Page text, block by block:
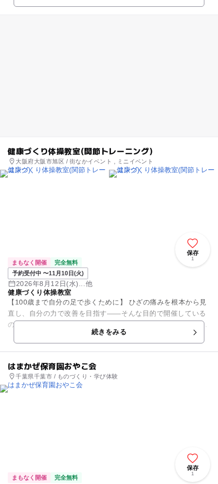
健康づくり体操教室(関節トレーニング)
大阪府大阪市旭区 / 街なかイベント , ミニイベント
保存
1
まもなく開催
完全無料
予約受付中 〜11月10日(火)
2026年8月12日(水)...他
健康づくり体操教室
【100歳まで自分の足で歩くために】 ひざの痛みを根本から見
直し、自分の力で改善を目指す――そんな目的で開催している
のが、NPO法人にっぽん健康村（北大阪支部）が主催する「健
続きをみる
はまかぜ保育園おやこ会
千葉県千葉市 / ものづくり・学び体験
保存
1
まもなく開催 完全無料